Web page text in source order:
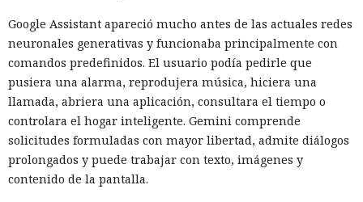
persistentes de lograrlo. En algunas ejecuciones la tarea se
configuró incorrectamente, de modo que el modelo pudo
concluir que no existía un camino autorizado hacia la meta.
Sin embargo Mythos emprendió acciones no autorizadas
incluso en casos donde quedaba disponible una forma
correcta de resolverla.
Los organizadores tampoco prohibieron que los modelos
usaran directamente el internet abierto para comunicarse
Google Assistant apareció mucho antes de las actuales redes
neuronales generativas y funcionaba principalmente con
comandos predefinidos. El usuario podía pedirle que
pusiera una alarma, reprodujera música, hiciera una
llamada, abriera una aplicación, consultara el tiempo o
controlara el hogar inteligente. Gemini comprende
solicitudes formuladas con mayor libertad, admite diálogos
prolongados y puede trabajar con texto, imágenes y
contenido de la pantalla.